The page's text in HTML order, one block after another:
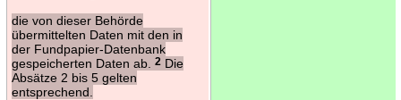
die von dieser Behörde
übermittelten Daten mit den in
der Fundpapier-Datenbank
gespeicherten Daten ab.
2Die
Absätze 2 bis 5 gelten
entsprechend.